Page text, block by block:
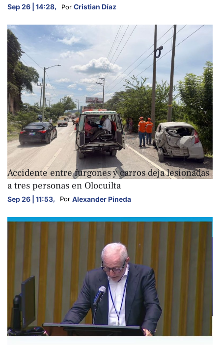
Sep 26 | 14:28, Por Cristian Díaz
NACIONALES
Accidente entre furgones y carros deja lesionadas
a tres personas en Olocuilta
Sep 26 | 11:53, Por Alexander Pineda